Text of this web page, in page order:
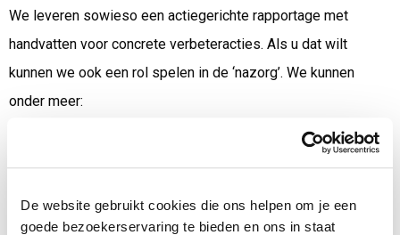
De website gebruikt cookies die ons helpen om je een
goede bezoekerservaring te bieden en ons in staat
We leveren sowieso een actiegerichte rapportage met
handvatten voor concrete verbeteracties. Als u dat wilt
kunnen we ook een rol spelen in de ‘nazorg’. We kunnen
onder meer:
presentaties verzorgen voor bijv. alle leidinggevenden
en/of voor het voltallige personeel (deze presentaties
beklijven);